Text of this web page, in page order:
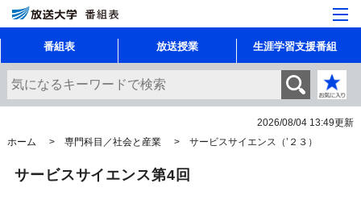
番組表 放送授業 生涯学習支援番組
2026/08/04 13:49更新
ホーム
専門科目／社会と産業 サービスサイエンス（’２３）
サービスサイエンス第4回